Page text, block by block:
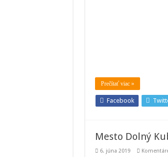
Prečítať viac »
Facebook
Mesto Dolný
6. júna 2019